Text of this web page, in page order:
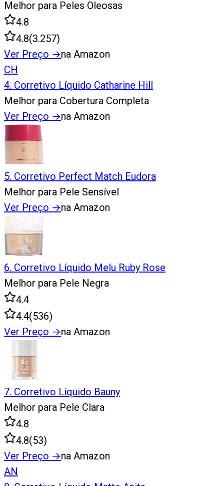
Melhor para Peles Oleosas
4.8
4.8(3.257)
Ver Preço →na Amazon
CH
4. Corretivo Líquido Catharine Hill
Melhor para Cobertura Completa
Ver Preço →na Amazon
5. Corretivo Perfect Match Eudora
Melhor para Pele Sensível
Ver Preço →na Amazon
6. Corretivo Líquido Melu Ruby Rose
Melhor para Pele Negra
4.4
4.4(536)
Ver Preço →na Amazon
7. Corretivo Líquido Bauny
Melhor para Pele Clara
4.8
4.8(53)
Ver Preço →na Amazon
AN